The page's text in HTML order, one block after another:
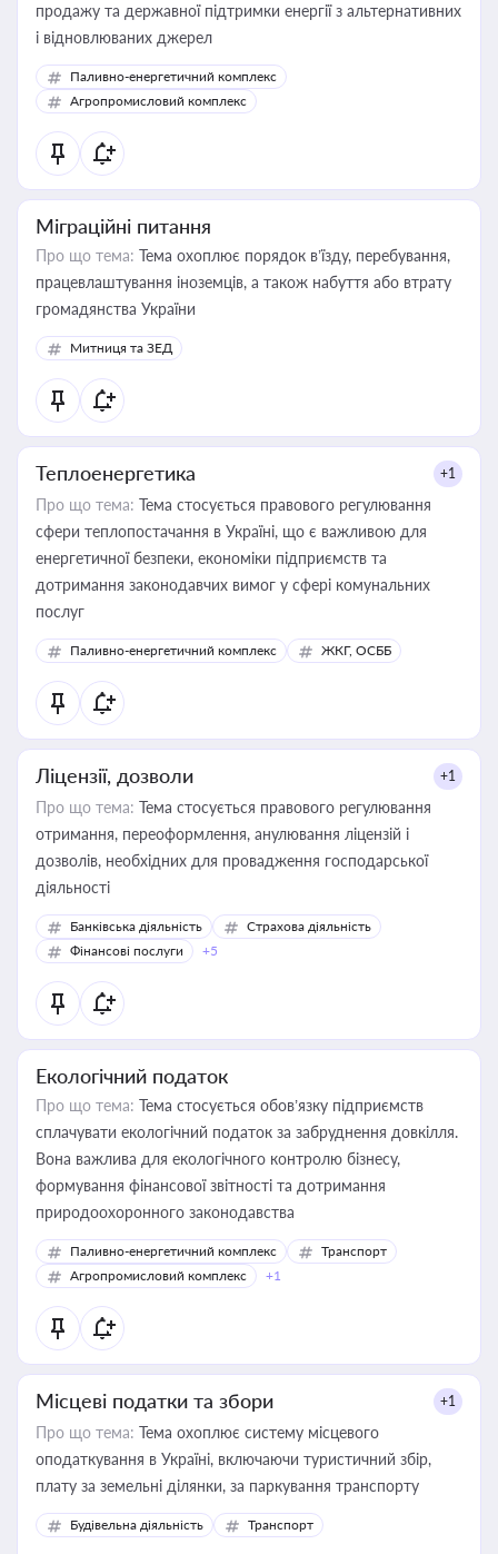
продажу та державної підтримки енергії з альтернативних
і відновлюваних джерел
Паливно-енергетичний комплекс
Агропромисловий комплекс
Міграційні питання
Про що тема: Тема охоплює порядок в’їзду, перебування,
працевлаштування іноземців, а також набуття або втрату
громадянства України
Митниця та ЗЕД
Теплоенергетика +1
Про що тема: Тема стосується правового регулювання
сфери теплопостачання в Україні, що є важливою для
енергетичної безпеки, економіки підприємств та
дотримання законодавчих вимог у сфері комунальних
послуг
Паливно-енергетичний комплекс ЖКГ, ОСББ
Ліцензії, дозволи +1
Про що тема: Тема стосується правового регулювання
отримання, переоформлення, анулювання ліцензій і
дозволів, необхідних для провадження господарської
діяльності
Банківська діяльність
Страхова діяльність
Фінансові послуги
+5
Екологічний податок
Про що тема: Тема стосується обов’язку підприємств
сплачувати екологічний податок за забруднення довкілля.
Вона важлива для екологічного контролю бізнесу,
формування фінансової звітності та дотримання
природоохоронного законодавства
Паливно-енергетичний комплекс
Транспорт
Агропромисловий комплекс
+1
Місцеві податки та збори +1
Про що тема: Тема охоплює систему місцевого
оподаткування в Україні, включаючи туристичний збір,
плату за земельні ділянки, за паркування транспорту
Будівельна діяльність Транспорт